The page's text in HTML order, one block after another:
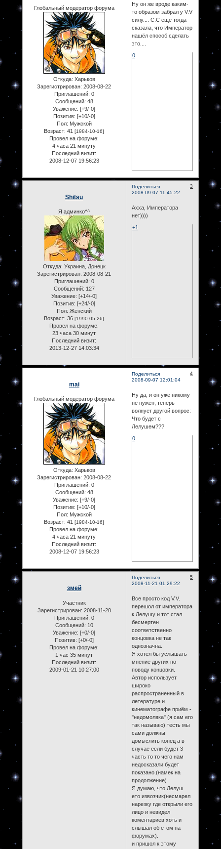
Глобальный модератор форума
Откуда: Харьков
Зарегистрирован: 2008-08-22
Приглашений: 0
Сообщений: 48
Уважение: [+9/-0]
Позитив: [+10/-0]
Пол: Мужской
Возраст: 41[1984-10-16]
Провел на форуме:
4 часа 21 минуту
Последний визит:
2008-12-07 19:56:23
Ну он же вроде каким-
то образом забрал у V.V
силу.... С.С ещё тогда
сказала, что Император
нашёл способ сделать
это....
0
Поделиться
3
2008-09-07 11:45:22
Shitsu
Я админко^^
Откуда: Украина, Донецк
Зарегистрирован: 2008-08-21
Приглашений: 0
Сообщений: 127
Уважение: [+14/-0]
Позитив: [+24/-0]
Пол: Женский
Возраст: 36[1990-05-26]
Провел на форуме:
23 часа 30 минут
Последний визит:
2013-12-27 14:03:34
Ахха, Императора
нет))))
+1
Поделиться
4
2008-09-07 12:01:04
mai
Глобальный модератор форума
Откуда: Харьков
Зарегистрирован: 2008-08-22
Приглашений: 0
Сообщений: 48
Уважение: [+9/-0]
Позитив: [+10/-0]
Пол: Мужской
Возраст: 41[1984-10-16]
Провел на форуме:
4 часа 21 минуту
Последний визит:
2008-12-07 19:56:23
Ну да, и он уже никому
не нужен, теперь
волнует другой вопрос:
Что будет с
Лелушем???
0
Поделиться
5
2008-11-21 01:29:22
змей
Участник
Зарегистрирован: 2008-11-20
Приглашений: 0
Сообщений: 10
Уважение: [+0/-0]
Позитив: [+0/-0]
Провел на форуме:
1 час 35 минут
Последний визит:
2009-01-21 10:27:00
Все просто код V.V.
перешол от императора
к Лелушу и тот стал
бесмертен
соответственно
концовка не так
однозначна.
Я хотел бы услышать
мнение других по
поводу концовки.
Автор использует
широко
распространенный в
летературе и
кинематографе приём -
"недомолвка" (я сам его
так называю),тесть мы
сами должны
домыслить конец а в
случае если будет 3
часть то то чего нам
недосказали будет
показано.(намек на
продолжение)
Я думаю, что Лелуш
ето извозчик(несмарел
нарезку где открыли его
лицо и невидел
коментариев хоть и
слышал об етом на
форумах).
и пришол к этому